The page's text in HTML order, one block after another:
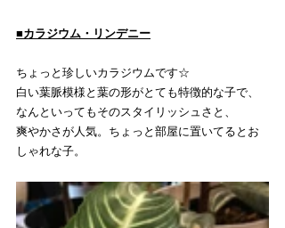
■カラジウム・リンデニー
ちょっと珍しいカラジウムです☆
白い葉脈模様と葉の形がとても特徴的な子で、
なんといってもそのスタイリッシュさと、
爽やかさが人気。ちょっと部屋に置いてるとお
しゃれな子。